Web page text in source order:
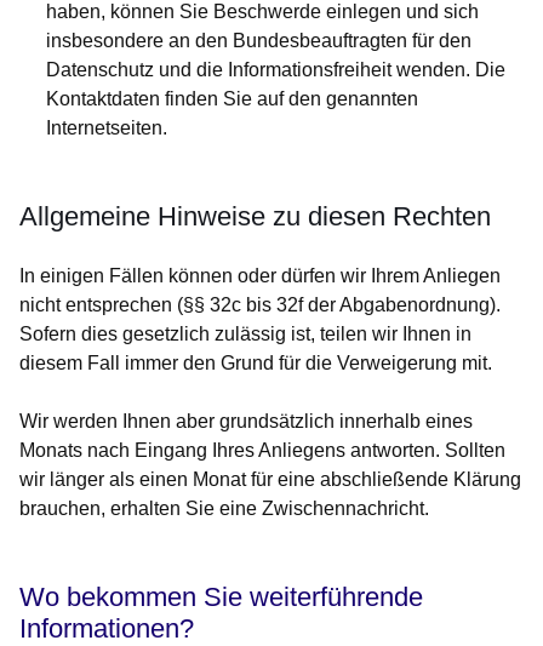
haben, können Sie Beschwerde einlegen und sich
insbesondere an den Bundesbeauftragten für den
Datenschutz und die Informationsfreiheit wenden. Die
Kontaktdaten finden Sie auf den genannten
Internetseiten.
Allgemeine Hinweise zu diesen Rechten
In einigen Fällen können oder dürfen wir Ihrem Anliegen
nicht entsprechen (§§ 32c bis 32f der Abgabenordnung).
Sofern dies gesetzlich zulässig ist, teilen wir Ihnen in
diesem Fall immer den Grund für die Verweigerung mit.
Wir werden Ihnen aber grundsätzlich innerhalb eines
Monats nach Eingang Ihres Anliegens antworten. Sollten
wir länger als einen Monat für eine abschließende Klärung
brauchen, erhalten Sie eine Zwischennachricht.
Wo bekommen Sie weiterführende
Informationen?